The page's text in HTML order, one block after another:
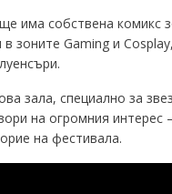
има собствена комикс
зоните Gaming и
зала, специално за
на огромния интерес
на фестивала.